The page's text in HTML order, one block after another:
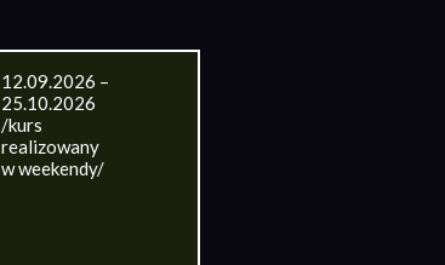
12.09.2026 –
25.10.2026
/kurs
realizowany
w weekendy/